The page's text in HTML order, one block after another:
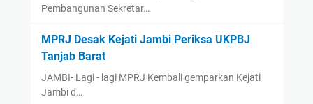
Pembangunan Sekretar…
MPRJ Desak Kejati Jambi Periksa UKPBJ
Tanjab Barat
JAMBI- Lagi - lagi MPRJ Kembali gemparkan Kejati
Jambi d…